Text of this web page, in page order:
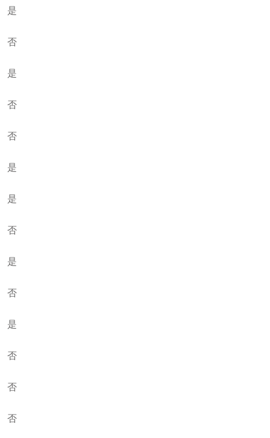
是
否
是
否
否
是
是
否
是
否
是
否
否
否